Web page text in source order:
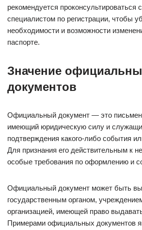
рекомендуется проконсультироваться
специалистом по регистрации, чтобы
необходимости и возможности
паспорте.
Значение
документов
Официальный документ — это
имеющий юридическую силу и
подтверждения какого-либо события
Для признания его действительным к
особые требования по оформлению и
Официальный документ может быть
государственным органом,
организацией, имеющей право
Примерами официальных документов